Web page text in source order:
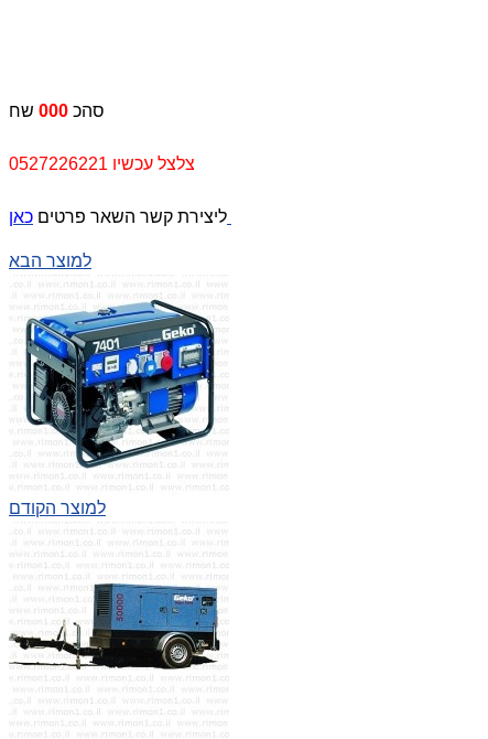
סהכ 000 שח
צלצל עכשיו 0527226221
ליצירת קשר השאר פרטים
למוצר הבא
למוצר הקודם